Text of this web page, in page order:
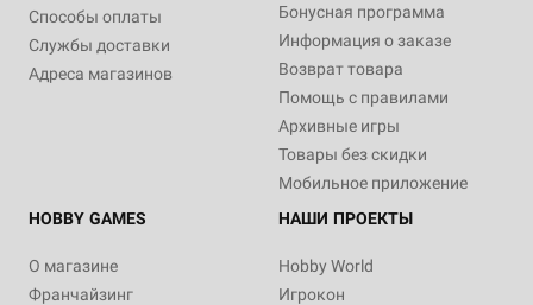
Способы оплаты
Службы доставки
Адреса магазинов
Бонусная программа
Информация о заказе
Возврат товара
Помощь с правилами
Архивные игры
Товары без скидки
Мобильное приложение
HOBBY GAMES
О магазине
Франчайзинг
НАШИ ПРОЕКТЫ
Hobby World
Игрокон